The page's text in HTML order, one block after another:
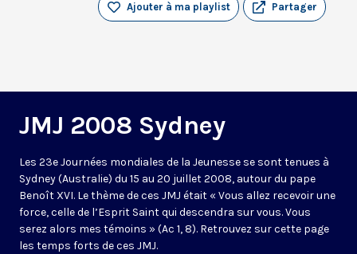
Partager
Ajouter à ma playlist
JMJ 2008 Sydney
Les 23e Journées mondiales de la Jeunesse se sont tenues à
Sydney (Australie) du 15 au 20 juillet 2008, autour du pape
Benoît XVI. Le thème de ces JMJ était « Vous allez recevoir une
force, celle de l’Esprit Saint qui descendra sur vous. Vous
serez alors mes témoins » (Ac 1, 8). Retrouvez sur cette page
les temps forts de ces JMJ.